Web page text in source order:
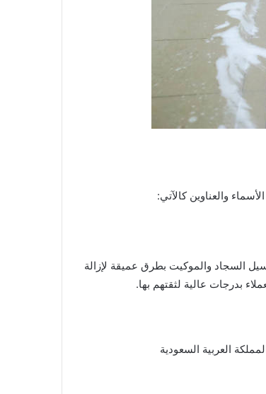
والعناوين كالآتي:
السجاد والموكيت بطرق عميقة لإزالة
بدرجات عالية لثقتهم بها.